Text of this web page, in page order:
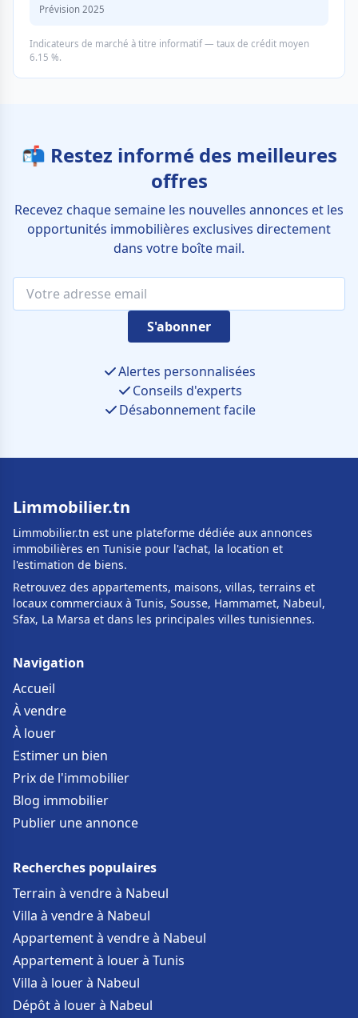
Prévision 2025
Indicateurs de marché à titre informatif — taux de crédit moyen
6.15 %.
📬 Restez informé des meilleures
offres
Recevez chaque semaine les nouvelles annonces et les
opportunités immobilières exclusives directement
dans votre boîte mail.
S'abonner
Alertes personnalisées
Conseils d'experts
Désabonnement facile
Limmobilier.tn
Limmobilier.tn est une plateforme dédiée aux annonces
immobilières en Tunisie pour l'achat, la location et
l'estimation de biens.
Retrouvez des appartements, maisons, villas, terrains et
locaux commerciaux à Tunis, Sousse, Hammamet, Nabeul,
Sfax, La Marsa et dans les principales villes tunisiennes.
Navigation
Accueil
À vendre
À louer
Estimer un bien
Prix de l'immobilier
Blog immobilier
Publier une annonce
Recherches populaires
Terrain à vendre à Nabeul
Villa à vendre à Nabeul
Appartement à vendre à Nabeul
Appartement à louer à Tunis
Villa à louer à Nabeul
Dépôt à louer à Nabeul